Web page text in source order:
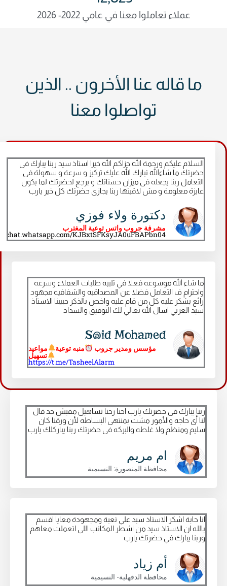
عملاء تعاملوا معنا في عامي 2022- 2026
ما قاله عنا الأخرون .. الذين
تواصلوا معنا
السلام عليكم ورحمة الله جزاكم الله خيرا استاذ سيد ربنا يبارك فى
حضرتك ما شاءالله تبارك الله عليك تركيز و سرعة و سهولة فى
التعامل ربنا يجعله فى ميزان حسناتك و برجع لحضرتك لما بكون
عايزة معلومة و مش لاقيتها ربنا يجازى حضرتك كل خير يارب
دكتورة ولاء فوزي
مشرفة جروب واتس توعية المغترب
chat.whatsapp.com/KJBxtSFKsyJA0uFBAPbn04
ما شاء الله موسوعه فعلا في تلبيه طلبات العملاء وسرعه
واحترام ف التعامل فضلا عن المصداقيه والشفافيه مجهود
رائع يشكر عليه كل من قام عليه واخص بالذكر حبيبنا الاستاذ
سيد العربي اسال الله تعالي لك التوفيق والسداد
S@id Mohamed
مؤسس ومدير جروب منبه توعية مواعيد
تسهيل
https://t.me/TasheelAlarm​
ربنا يبارك فى حضرتك يارب احنا رحنا تساهيل مفيش حد قال
لنا أى حاجه والأمور مشت بمنتهى البساطه لأن ورقنا كان
سليم ومنظم ولا غلطه والبركه فى حضرتك ربنا يباركلك يارب
ام مريم
محافظة المنصورة: النسيمية
انا حابة اشكر الاستاذ سيد علي تعبة ومجهودة معايا اقسم
بالله ان الاستاذ سيد من اشطر المكاتب اللي اتعملت معاهم
وربنا يبارك في حضرتك يارب
أم زياد
محافظة الدقهلية- النسيمية